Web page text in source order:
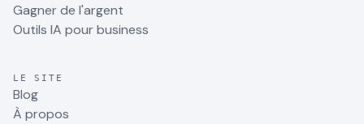
Gagner de l'argent
Outils IA pour business
LE SITE
Blog
À propos